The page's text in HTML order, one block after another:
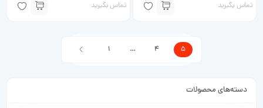
تماس بگیرید تماس بگیرید
1 … 4 5
دسته‌های محصولات